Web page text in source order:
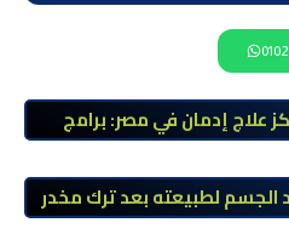
علاج إدمان في مصر: برامج
لطبيعته بعد ترك مخدر